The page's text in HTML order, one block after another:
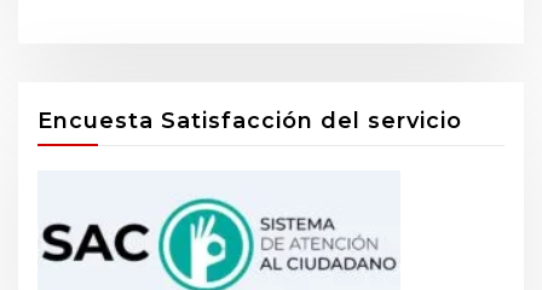
Encuesta Satisfacción del servicio